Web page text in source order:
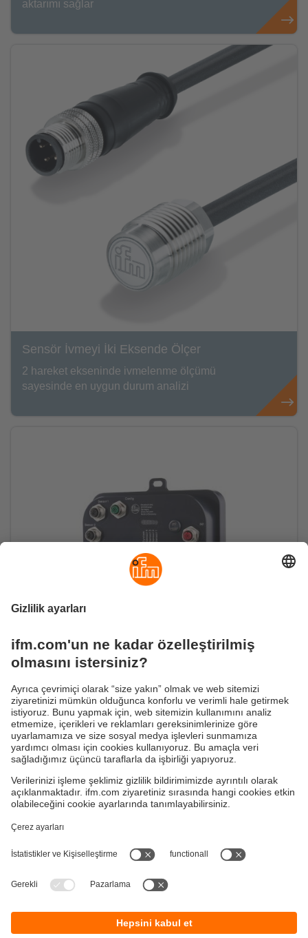
aktarımı sağlar
Sensör İvmeyi İki Eksende Ölçer
2 hareket ekseninde ivmelenme ölçümü
sayesinde en uygun durum analizi
Doğrudan sahada titreşim teşhisi
Merkezden bağımsız kullanım için sağlam IP 67
gövde
Kurallar ve koşullar
Konumlar (EN)
Responsible Disclosure
Cookies
ifm electronic Otomasyon Ltd.Şti.
Esenşehir Mah. İlkyaz Sok. No:75/1